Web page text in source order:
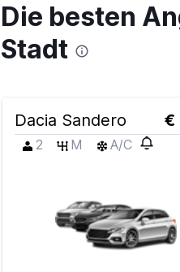
1 Bewertung
1 Standort
1 Standort
Ace
1 Standort
Die besten
Stadt
Dacia Sandero €
2
M A/C